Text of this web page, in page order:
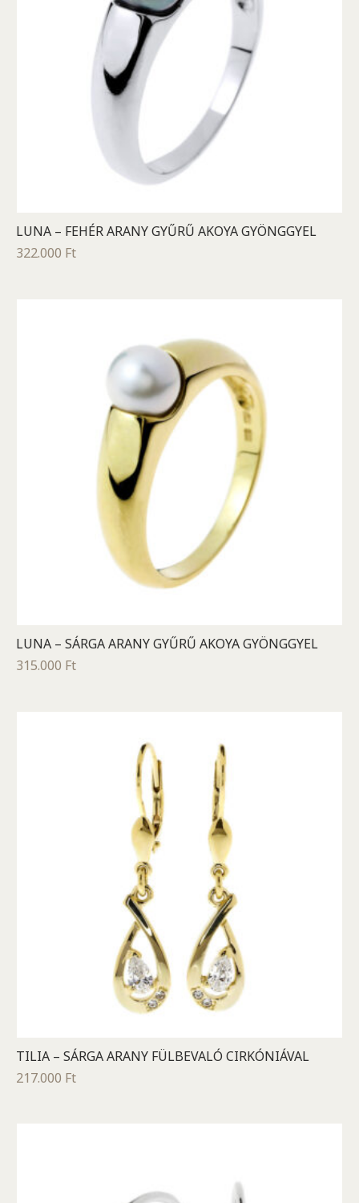
LUNA – FEHÉR ARANY GYŰRŰ AKOYA GYÖNGGYEL
322.000 Ft
LUNA – SÁRGA ARANY GYŰRŰ AKOYA GYÖNGGYEL
315.000 Ft
TILIA – SÁRGA ARANY FÜLBEVALÓ CIRKÓNIÁVAL
217.000 Ft